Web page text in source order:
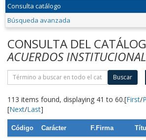
Consulta catálogo
Búsqueda avanzada
CONSULTA DEL
ACUERDOS
Buscar
113 items found, displaying 41 to 60.[First/
[Next/Last]
Código Carácter F.Firma